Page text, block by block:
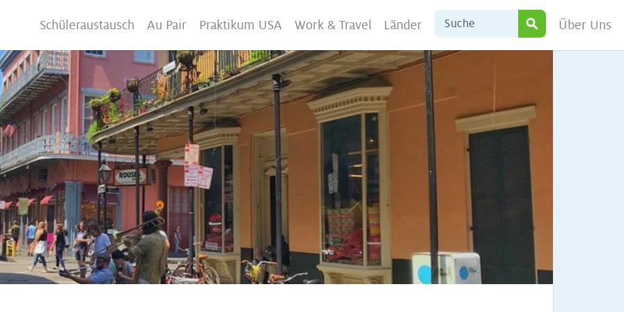
Schüleraustausch Au Pair Praktikum USA Work & Travel Länder Über Uns